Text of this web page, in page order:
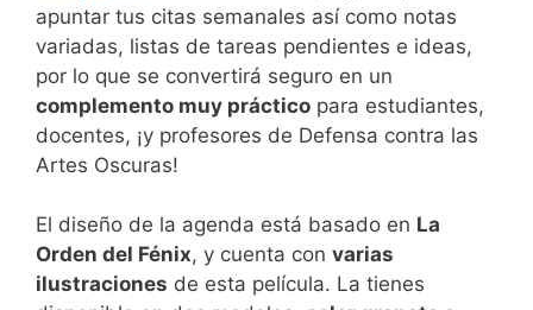
apuntar tus citas semanales así como notas
variadas, listas de tareas pendientes e ideas,
por lo que se convertirá seguro en un
complemento muy práctico para estudiantes,
docentes, ¡y profesores de Defensa contra las
Artes Oscuras!
El diseño de la agenda está basado en La
Orden del Fénix, y cuenta con varias
ilustraciones de esta película. La tienes